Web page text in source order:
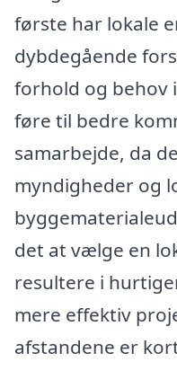
første har lokale
dybdegående
forhold og behov
føre til bedre
samarbejde, da
myndigheder og
det at vælge en
resultere i
mere effektiv
afstandene er